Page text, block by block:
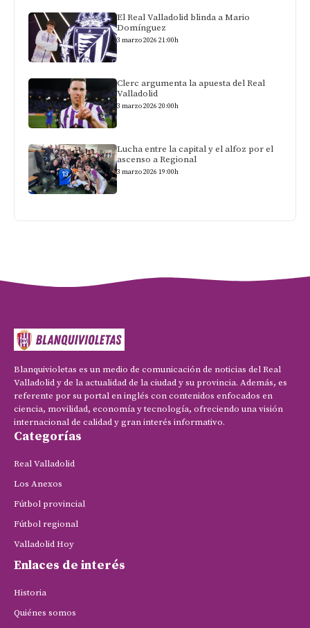
El Real Valladolid blinda a Mario
Domínguez
3 marzo 2026 21:00h
Clerc argumenta la apuesta del Real
Valladolid
3 marzo 2026 20:00h
Lucha entre la capital y el alfoz por el
ascenso a Regional
3 marzo 2026 19:00h
Blanquivioletas es un medio de comunicación de noticias del Real
Valladolid y de la actualidad de la ciudad y su provincia. Además, es
referente por su portal en inglés con contenidos enfocados en
ciencia, movilidad, economía y tecnología, ofreciendo una visión
internacional de calidad y gran interés informativo.
Categorías
Real Valladolid
Los Anexos
Fútbol provincial
Fútbol regional
Valladolid Hoy
Enlaces de interés
Historia
Quiénes somos